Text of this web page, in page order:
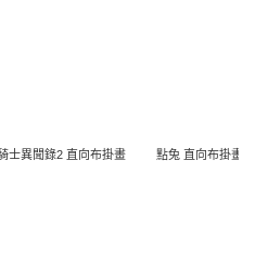
士異聞錄2 直向布掛畫 點兔 直向布掛畫